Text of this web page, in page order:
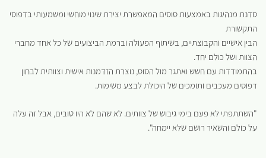
סדנת מנהיגות באמצעות סוסים המאפשרת יצירת שינוי מוחשי ומשמעותי בדפוסי
התקשורת
הבין אישיים והקבוצתיים, בשיתוף הפעולה וברמת הביצועים של כל אחד מחברי
הצוות ושל כולם יחד.
בהתמודדות עם חשש ואתגר מול הסוס, נוצרת הזדמנות אישית וצוותית לבחון
דפוסים מעכבים ותומכים של היכולת לבצע משימות.
"השתתפתי לא פעם בימי גיבוש של צוותים. לא שהם לא היו טובים, אבל זה עלה
על כולם והשאיר רושם שלא יימחה".